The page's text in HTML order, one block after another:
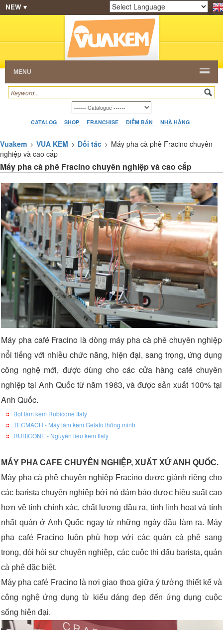
SHOP HẠT CAFE
NHÀ HÀNG
CATALOG VIDEO HỎI ĐÁP
NEW ▾
Powered by Translate
MENU
CATALOG SHOP FRANCHISE ĐIỂM BÁN NHÀ HÀNG
Vuakem VUA KEM Đối tác
Máy pha cà phê Fracino chuyên
nghiệp và cao cấp
Máy pha cà phê Fracino chuyên nghiệp và cao cấp
Máy pha café Fracino là dòng máy pha cà phê chuyên nghiệp
nổi tiếng với nhiều chức năng, hiện đại, sang trọng, ứng dụng
công nghệ mới, được dùng cho các cửa hàng café chuyên
nghiệp tại Anh Quốc từ năm 1963, và được sản xuất 100% tại
Anh Quốc.
Bột làm kem Rubicone Italy
TECMACH - Máy làm kem Gelato thông minh
RUBICONE - Nguyên liệu kem Italy
MÁY PHA CAFE CHUYÊN NGHIỆP, XUẤT XỨ ANH QUỐC.
Máy pha cà phê chuyên nghiệp Fracino được giành riêng cho
các barista chuyên nghiệp bởi nó đảm bảo được hiệu suất cao
hơn về tính chính xác, chất lượng đầu ra, tính linh hoạt và tính
nhất quán ở Anh Quốc ngay từ những ngày đầu làm ra. Máy
pha café Fracino luôn phù hợp với các quán cà phê sang
trọng, đòi hỏi sự chuyên nghiệp, các cuộc thi đấu barista, quán
cà phê đặc biệt.
Máy pha café Fracino là nơi giao thoa giữa ý tưởng thiết kế và
công nghệ ứng dụng từ kiểu dáng đẹp đến ứng dụng cuộc
sống hiện đại.